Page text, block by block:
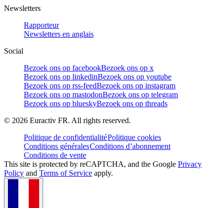
Newsletters
Rapporteur
Newsletters en anglais
Social
Bezoek ons op facebookBezoek ons op x
Bezoek ons op linkedinBezoek ons op youtube
Bezoek ons op rss-feedBezoek ons op instagram
Bezoek ons op mastodonBezoek ons op telegram
Bezoek ons op blueskyBezoek ons op threads
© 2026 Euractiv FR. All rights reserved.
Politique de confidentialitéPolitique cookies
Conditions généralesConditions d’abonnement
Conditions de vente
This site is protected by reCAPTCHA, and the Google Privacy
Policy and Terms of Service apply.